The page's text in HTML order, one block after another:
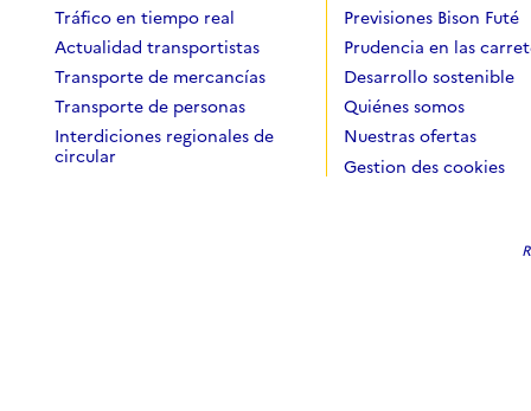
Tráfico en tiempo real
Actualidad transportistas
Transporte de mercancías
Transporte de personas
Interdiciones regionales de
circular
Previsiones Bison Futé
Prudencia en las
Desarrollo sostenible
Quiénes somos
Nuestras ofertas
Gestion des cookies